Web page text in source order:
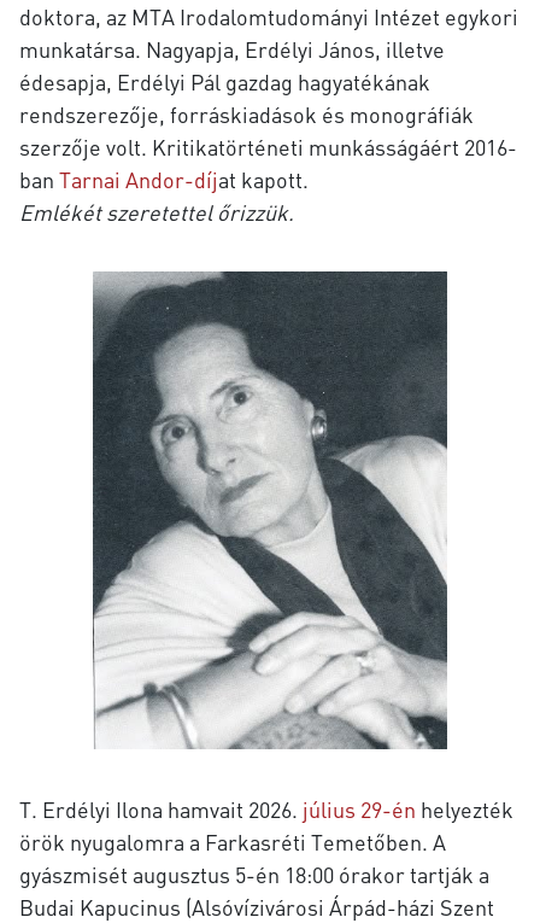
doktora, az MTA Irodalomtudományi Intézet egykori
munkatársa. Nagyapja, Erdélyi János, illetve
édesapja, Erdélyi Pál gazdag hagyatékának
rendszerezője, forráskiadások és monográfiák
szerzője volt. Kritikatörténeti munkásságáért 2016-
ban Tarnai Andor-díjat kapott.
Emlékét szeretettel őrizzük.
T. Erdélyi Ilona hamvait 2026. július 29-én helyezték
örök nyugalomra a Farkasréti Temetőben. A
gyászmisét augusztus 5-én 18:00 órakor tartják a
Budai Kapucinus (Alsóvízivárosi Árpád-házi Szent